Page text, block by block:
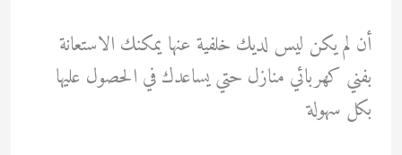
أن لم يكن ليس لديك خلفية عنها يمكنك الاستعانة
بفني كهربائي منازل حتي يساعدك في الحصول عليها
بكل سهولة